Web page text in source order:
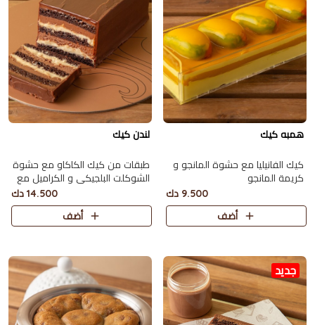
همبه كيك
كيك الفانيليا مع حشوة المانجو و
كريمة المانجو
9.500 دك
أضف
لندن كيك
طبقات من كيك الكاكاو مع حشوة
الشوكلت البلجيكي و الكراميل مع
صوص الكاكاو تكفي 10 اشخاص
تقريبا
14.500 دك
أضف
جديد